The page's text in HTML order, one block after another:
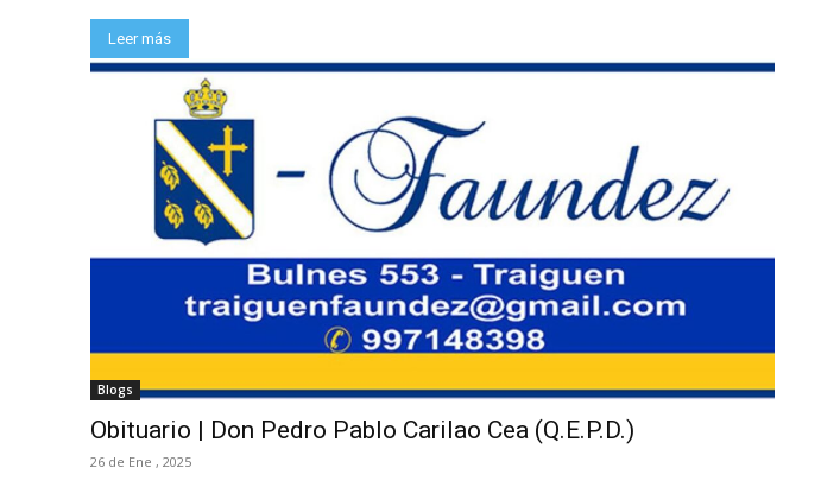
Leer más
Blogs
Obituario | Don Pedro Pablo Carilao Cea (Q.E.P.D.)
26 de Ene , 2025